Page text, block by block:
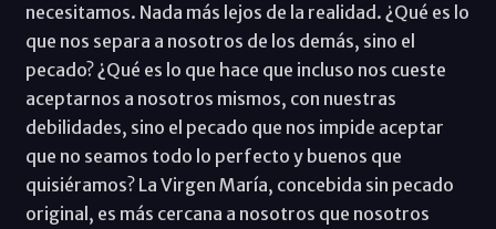
necesitamos. Nada más lejos de la realidad. ¿Qué es lo
que nos separa a nosotros de los demás, sino el
pecado? ¿Qué es lo que hace que incluso nos cueste
aceptarnos a nosotros mismos, con nuestras
debilidades, sino el pecado que nos impide aceptar
que no seamos todo lo perfecto y buenos que
quisiéramos? La Virgen María, concebida sin pecado
original, es más cercana a nosotros que nosotros